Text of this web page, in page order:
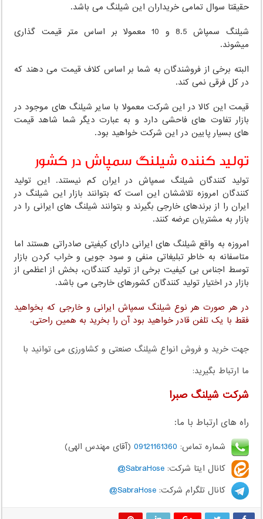
حقیقتا سوال تمامی خریداران این شیلنگ می باشد.
شیلنگ سمپاش 8.5 و 10 معمولا بر اساس متر قیمت گذاری
میشوند.
البته برخی از فروشندگان به شما بر اساس کلاف قیمت می دهند که
در کل فرقی نمی کند.
قیمت این کالا در این شرکت معمولا با سایر شیلنگ های موجود در
بازار تفاوت های فاحشی دارد و به عبارت دیگر شما شاهد قیمت
های بسیار پایین در این شرکت خواهید بود.
تولید کننده شیلنگ سمپاش در کشور
تولید کنندگان شیلنگ سمپاش در ایران کم نیستند. این تولید
کنندگان امروزه تلاششان این است که بتوانند بازار این شیلنگ در
ایران را از برندهای خارجی بگیرند و بتوانند شیلنگ های ایرانی را در
بازار به مشتریان عرضه کنند.
امروزه به واقع شیلنگ های ایرانی دارای کیفیتی صادراتی هستند اما
متاسفانه به خاطر تبلیغاتی منفی و سود جویی و خراب کردن بازار
توسط اجناس بی کیفیت برخی از تولید کنندگان، بخش از اعظمی از
بازار در اختیار تولید کنندگان کشورهای خارجی می باشد.
در هر صورت هر نوع شیلنگ سمپاش ایرانی و خارجی که بخواهید
فقط با یک تلفن قادر خواهید بود آن را بخرید به همین راحتی.
جهت خرید و فروش انواع شیلنگ صنعتی و کشاورزی می توانید با
ما ارتباط بگیرید:
شرکت شیلنگ صبرا
راه های ارتباط با ما:
شماره تماس: 09121161360 (آقای مهندس الهی)
کانال ایتا شرکت:SabraHose@
کانال تلگرام شرکت:SabraHose@